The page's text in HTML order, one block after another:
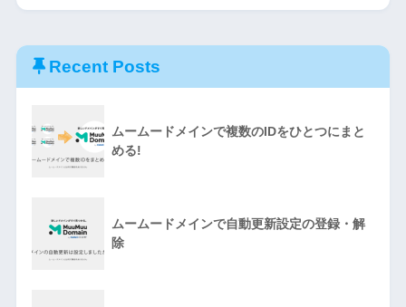
Recent Posts
ムームードメインで複数のIDをひとつにまと
める!
ムームードメインで自動更新設定の登録・解
除